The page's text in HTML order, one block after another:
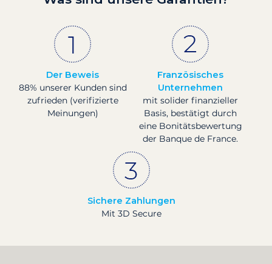
Der Beweis
88% unserer Kunden sind
zufrieden (verifizierte
Meinungen)
Französisches
Unternehmen
mit solider finanzieller
Basis, bestätigt durch
eine Bonitätsbewertung
der Banque de France.
Sichere Zahlungen
Mit 3D Secure